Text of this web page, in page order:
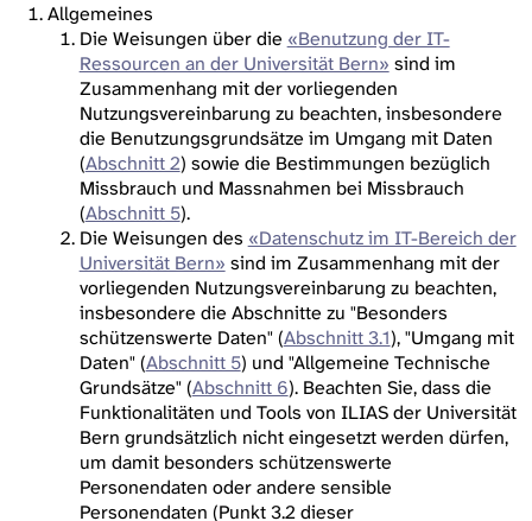
Allgemeines
Die Weisungen über die «Benutzung der IT-
Ressourcen an der Universität Bern» sind im
Zusammenhang mit der vorliegenden
Nutzungsvereinbarung zu beachten, insbesondere
die Benutzungsgrundsätze im Umgang mit Daten
(Abschnitt 2) sowie die Bestimmungen bezüglich
Missbrauch und Massnahmen bei Missbrauch
(Abschnitt 5).
Die Weisungen des «Datenschutz im IT-Bereich der
Universität Bern» sind im Zusammenhang mit der
vorliegenden Nutzungsvereinbarung zu beachten,
insbesondere die Abschnitte zu "Besonders
schützenswerte Daten" (Abschnitt 3.1), "Umgang mit
Daten" (Abschnitt 5) und "Allgemeine Technische
Grundsätze" (Abschnitt 6). Beachten Sie, dass die
Funktionalitäten und Tools von ILIAS der Universität
Bern grundsätzlich nicht eingesetzt werden dürfen,
um damit besonders schützenswerte
Personendaten oder andere sensible
Personendaten (Punkt 3.2 dieser